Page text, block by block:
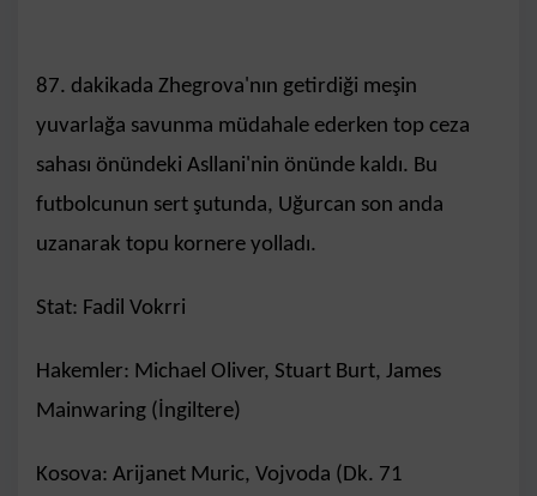
87. dakikada Zhegrova'nın getirdiği meşin
yuvarlağa savunma müdahale ederken top ceza
sahası önündeki Asllani'nin önünde kaldı. Bu
futbolcunun sert şutunda, Uğurcan son anda
uzanarak topu kornere yolladı.
Stat: Fadil Vokrri
Hakemler: Michael Oliver, Stuart Burt, James
Mainwaring (İngiltere)
Kosova: Arijanet Muric, Vojvoda (Dk. 71